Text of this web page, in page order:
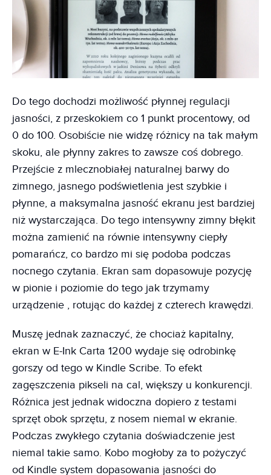
Do tego dochodzi możliwość płynnej regulacji
jasności, z przeskokiem co 1 punkt procentowy, od
0 do 100. Osobiście nie widzę różnicy na tak małym
skoku, ale płynny zakres to zawsze coś dobrego.
Przejście z mlecznobiałej naturalnej barwy do
zimnego, jasnego podświetlenia jest szybkie i
płynne, a maksymalna jasność ekranu jest bardziej
niż wystarczająca. Do tego intensywny zimny błękit
można zamienić na równie intensywny ciepły
pomarańcz, co bardzo mi się podoba podczas
nocnego czytania. Ekran sam dopasowuje pozycję
w pionie i poziomie do tego jak trzymamy
urządzenie , rotując do każdej z czterech krawędzi.
Muszę jednak zaznaczyć, że chociaż kapitalny,
ekran w E-Ink Carta 1200 wydaje się odrobinkę
gorszy od tego w Kindle Scribe. To efekt
zagęszczenia pikseli na cal, większy u konkurencji.
Różnica jest jednak widoczna dopiero z testami
sprzęt obok sprzętu, z nosem niemal w ekranie.
Podczas zwykłego czytania doświadczenie jest
niemal takie samo. Kobo mogłoby za to pożyczyć
od Kindle system dopasowania jasności do